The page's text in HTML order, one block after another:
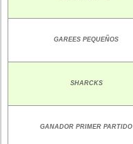
GAREES PEQUEÑOS
SHARCKS
GANADOR PRIMER PARTIDO